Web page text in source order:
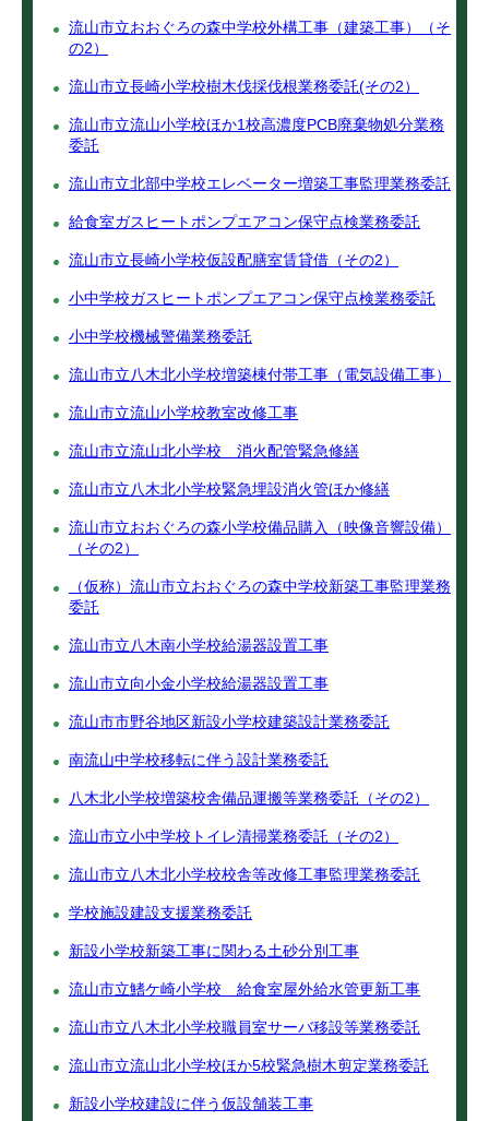
流山市立おおぐろの森中学校外構工事（建築工事）（そ
の2）
流山市立長崎小学校樹木伐採伐根業務委託(その2）
流山市立流山小学校ほか1校高濃度PCB廃棄物処分業務
委託
流山市立北部中学校エレベーター増築工事監理業務委託
給食室ガスヒートポンプエアコン保守点検業務委託
流山市立長崎小学校仮設配膳室賃貸借（その2）
小中学校ガスヒートポンプエアコン保守点検業務委託
小中学校機械警備業務委託
流山市立八木北小学校増築棟付帯工事（電気設備工事）
流山市立流山小学校教室改修工事
流山市立流山北小学校 消火配管緊急修繕
流山市立八木北小学校緊急埋設消火管ほか修繕
流山市立おおぐろの森小学校備品購入（映像音響設備）
（その2）
（仮称）流山市立おおぐろの森中学校新築工事監理業務
委託
流山市立八木南小学校給湯器設置工事
流山市立向小金小学校給湯器設置工事
流山市市野谷地区新設小学校建築設計業務委託
南流山中学校移転に伴う設計業務委託
八木北小学校増築校舎備品運搬等業務委託（その2）
流山市立小中学校トイレ清掃業務委託（その2）
流山市立八木北小学校校舎等改修工事監理業務委託
学校施設建設支援業務委託
新設小学校新築工事に関わる土砂分別工事
流山市立鰭ケ崎小学校 給食室屋外給水管更新工事
流山市立八木北小学校職員室サーバ移設等業務委託
流山市立流山北小学校ほか5校緊急樹木剪定業務委託
新設小学校建設に伴う仮設舗装工事